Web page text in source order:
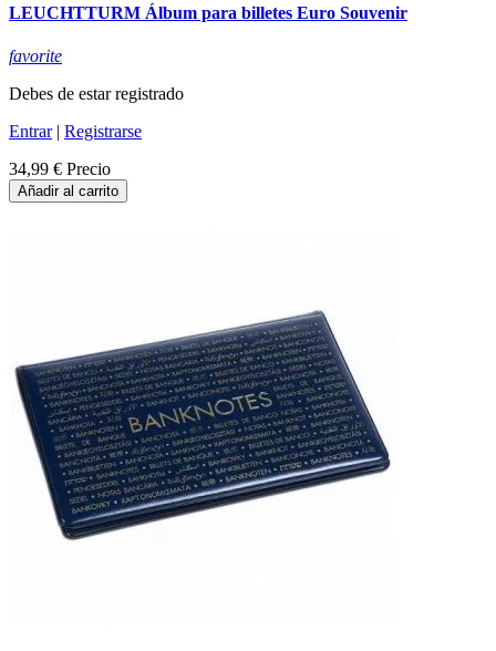
LEUCHTTURM Álbum para billetes Euro Souvenir
favorite
Debes de estar registrado
Entrar| Registrarse
34,99 € Precio
Añadir al carrito